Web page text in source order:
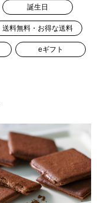
誕生日
送料無料・お得な送料
eギフト